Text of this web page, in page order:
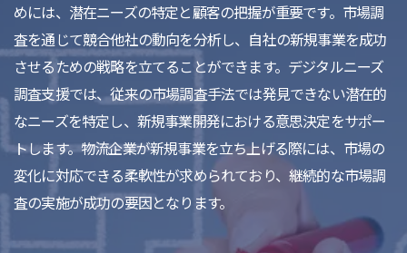
めには、潜在ニーズの特定と顧客の把握が重要です。市場調
査を通じて競合他社の動向を分析し、自社の新規事業を成功
させるための戦略を立てることができます。デジタルニーズ
調査支援では、従来の市場調査手法では発見できない潜在的
なニーズを特定し、新規事業開発における意思決定をサポー
トします。物流企業が新規事業を立ち上げる際には、市場の
変化に対応できる柔軟性が求められており、継続的な市場調
査の実施が成功の要因となります。